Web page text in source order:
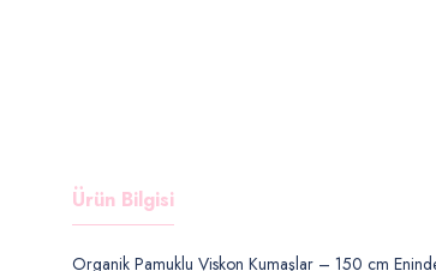
Ürün Bilgisi
Organik Pamuklu Viskon Kumaşlar – 150 cm